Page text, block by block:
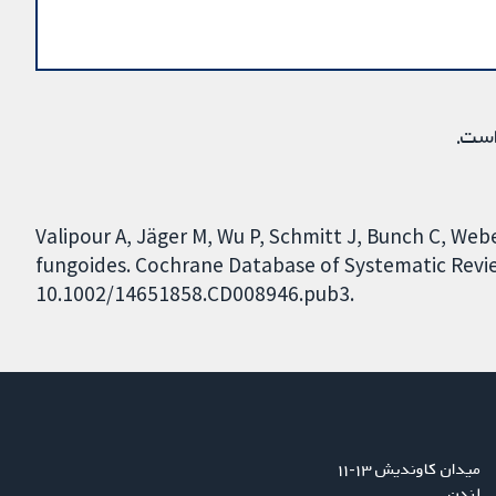
است.
Valipour A, Jäger M, Wu P, Schmitt J, Bunch C,
fungoides. Cochrane Database of Systematic
10.1002/14651858.CD008946.pub3.
میدان کاوندیش ۱۳-۱۱